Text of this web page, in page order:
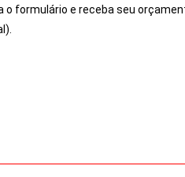
o formulário e receba seu